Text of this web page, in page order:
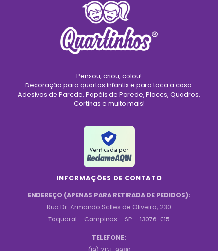
Pensou, criou, colou!
Decoração para quartos infantis e para toda a casa.
Adesivos de Parede, Papéis de Parede, Placas, Quadros,
Cortinas e muito mais!
Verificada por
INFORMAÇÕES DE CONTATO
ENDEREÇO (APENAS PARA RETIRADA DE PEDIDOS):
Rua Dr. Armando Salles de Oliveira, 230
Taquaral – Campinas – SP – 13076-015
TELEFONE: